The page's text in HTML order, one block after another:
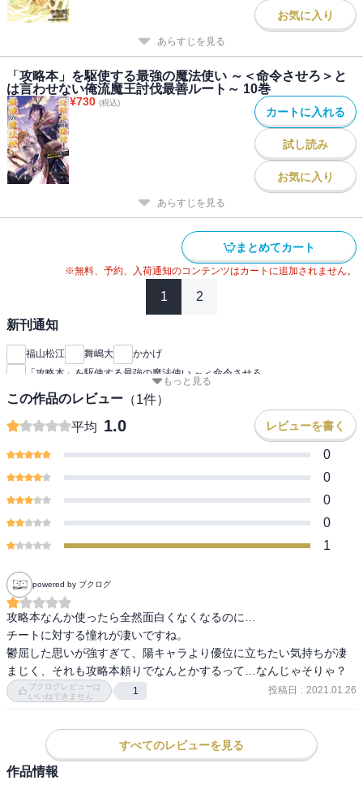
お気に入り
あらすじを見る
「攻略本」を駆使する最強の魔法使い ～＜命令させろ＞と
は言わせない俺流魔王討伐最善ルート～ 10巻
¥730 (税込)
カートに入れる
試し読み
お気に入り
あらすじを見る
まとめてカート
※無料、予約、入荷通知のコンテンツはカートに追加されません。
1 2
新刊通知
福山松江 舞嶋大
かかげ
「攻略本」を駆使する最強の魔法使い ～＜命令させろ
もっと見る
この作品のレビュー （1件）
平均 1.0 レビューを書く
0
0
0
0
1
powered by ブクログ
攻略本なんか使ったら全然面白くなくなるのに…
チートに対する憧れが凄いですね。
鬱屈した思いが強すぎて、陽キャラより優位に立ちたい気持ちが凄
まじく、それも攻略本頼りでなんとかするって…なんじゃそりゃ？
ブクログレビューは
いいねできません
1 投稿日 : 2021.01.26
すべてのレビューを見る
作品情報